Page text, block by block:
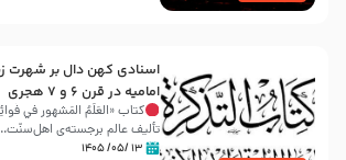
اسنادی کهن دال بر شهرت
امامیه در قرن ۶ و ۷ هجری
کتاب «العَلَمُ المَشهور في
تألیف عالم برجسته‌ی
۱۳ /۰۵/ ۱۴۰۵